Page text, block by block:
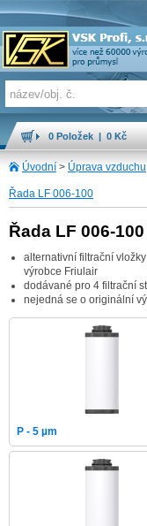
0 Položek | 0 Kč
Úvodní > Úprava vzduchu
Řada LF 006-100
Řada LF 006-
alternativní filtrační
výrobce Friulair
dodávané pro 4 filtrační
nejedná se o originální
P - 5 µm